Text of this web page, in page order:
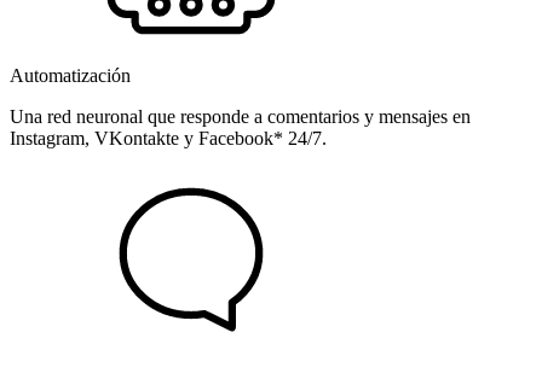
Automatización
Una red neuronal que responde a comentarios y mensajes en
Instagram, VKontakte y Facebook* 24/7.